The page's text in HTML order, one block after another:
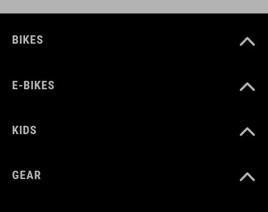
BIKES
E-BIKES
KIDS
GEAR